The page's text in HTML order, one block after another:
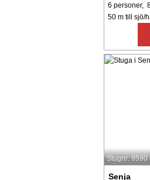
6 personer,
50 m till sjö/
Stugnr: 9590
Senja